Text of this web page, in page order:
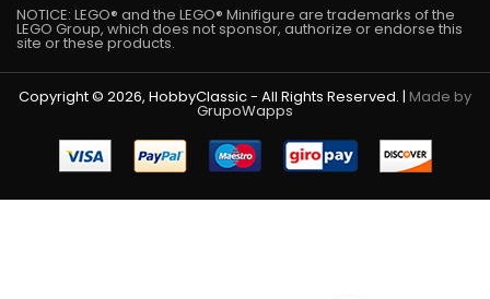
NOTICE: LEGO® and the LEGO® Minifigure are trademarks of the
LEGO Group, which does not sponsor, authorize or endorse this
site or these products.
Copyright © 2026, HobbyClassic - All Rights Reserved. | Made by
GrupoWapps